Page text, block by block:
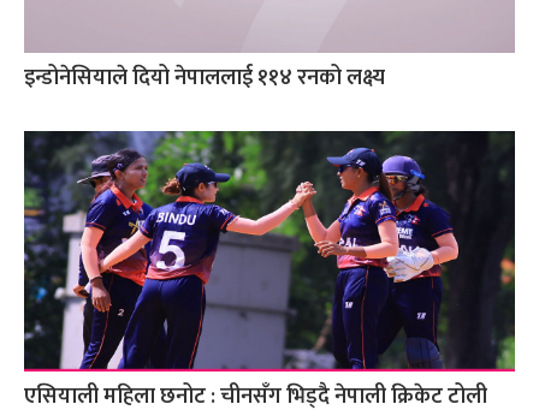
इन्डोनेसियाले दियो नेपाललाई ११४ रनको लक्ष्य
एसियाली महिला छनोट : चीनसँग भिड्दै नेपाली क्रिकेट टोली